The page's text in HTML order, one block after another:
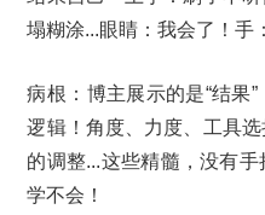
塌糊涂...眼睛：我会了！手
病根：博主展示的是“结果
逻辑！角度、力度、工具
的调整...这些精髓，没有
学不会！